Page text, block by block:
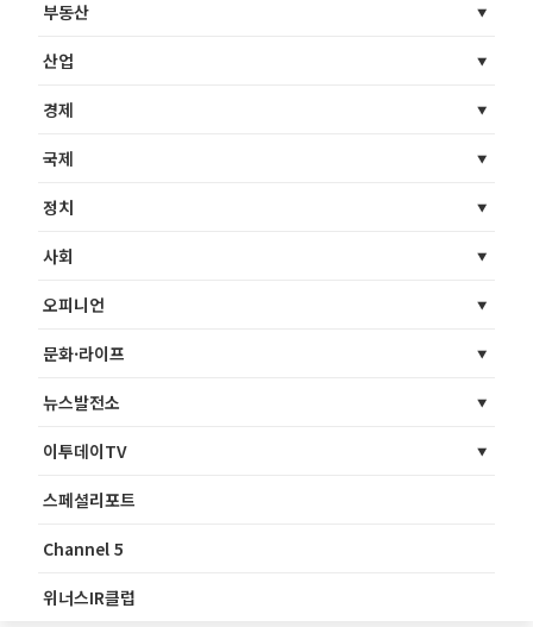
부동산
산업
경제
국제
정치
사회
오피니언
문화·라이프
뉴스발전소
이투데이TV
스페셜리포트
Channel 5
위너스IR클럽